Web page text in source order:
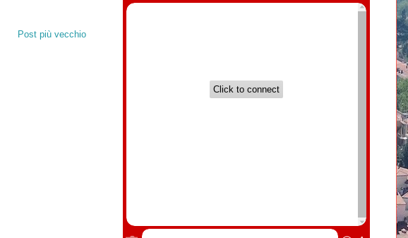
Post più vecchio